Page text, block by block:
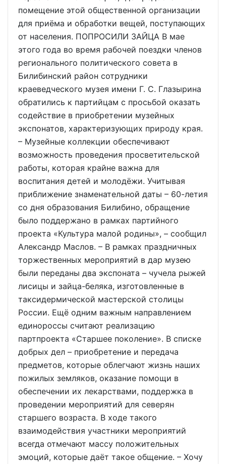
помещение этой общественной организации
для приёма и обработки вещей, поступающих
от населения. ПОПРОСИЛИ ЗАЙЦА В мае
этого года во время рабочей поездки членов
регионального политического совета в
Билибинский район сотрудники
краеведческого музея имени Г. С. Глазырина
обратились к партийцам с просьбой оказать
содействие в приобретении музейных
экспонатов, характеризующих природу края.
– Музейные коллекции обеспечивают
возможность проведения просветительской
работы, которая крайне важна для
воспитания детей и молодёжи. Учитывая
приближение знаменательной даты – 60-летия
со дня образования Билибино, обращение
было поддержано в рамках партийного
проекта «Культура малой родины», – сообщил
Александр Маслов. – В рамках праздничных
торжественных мероприятий в дар музею
были переданы два экспоната – чучела рыжей
лисицы и зайца-беляка, изготовленные в
таксидермической мастерской столицы
России. Ещё одним важным направлением
единороссы считают реализацию
партпроекта «Старшее поколение». В списке
добрых дел – приобретение и передача
предметов, которые облегчают жизнь наших
пожилых земляков, оказание помощи в
обеспечении их лекарствами, поддержка в
проведении мероприятий для северян
старшего возраста. В ходе такого
взаимодействия участники мероприятий
всегда отмечают массу положительных
эмоций, которые даёт такое общение. – Хочу